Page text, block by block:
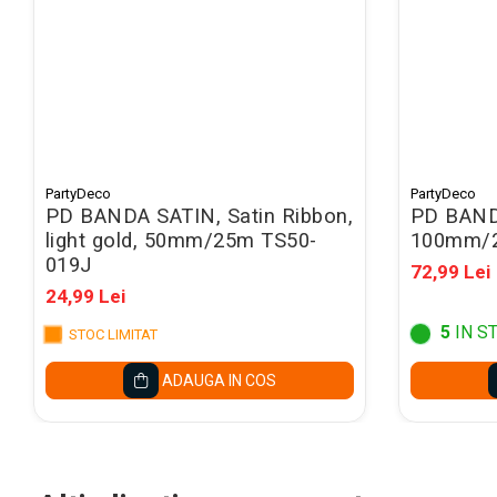
Pungi cu fermoar
Sfoara si Elastice
Suporturi si mape carti vizita
ARTICOLE DE BIROU
Suporturi instrumente de scris
Suporturi verticale pentru
PartyDeco
PD BANDA SATIN, Satin Ribbon,
light gold, 50mm/25m TS50-
019J
24,99 Lei
STOC LIMITAT
ADAUGA IN COS
PartyDeco
PD
100mm/
72,99 Lei
5IN